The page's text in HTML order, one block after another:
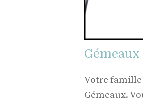
Gémeaux
Votre famille
Gémeaux.